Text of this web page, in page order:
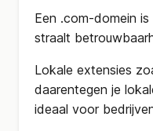
Een .com-domein
straalt
Lokale extensies
daarentegen je
ideaal voor